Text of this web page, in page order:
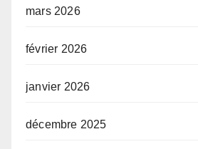
mars 2026
février 2026
janvier 2026
décembre 2025